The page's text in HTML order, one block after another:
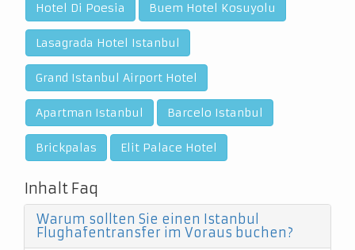
Hotel Di Poesia Buem Hotel Kosuyolu
Lasagrada Hotel Istanbul
Grand Istanbul Airport Hotel
Apartman Istanbul Barcelo Istanbul
Brickpalas Elit Palace Hotel
Inhalt Faq
Warum sollten Sie einen Istanbul
Flughafentransfer im Voraus buchen?